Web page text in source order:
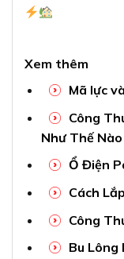
Xem thêm
Mã lực
Công
Như Thế Nào
Ổ Điện
Cách
Công
Bu Lông